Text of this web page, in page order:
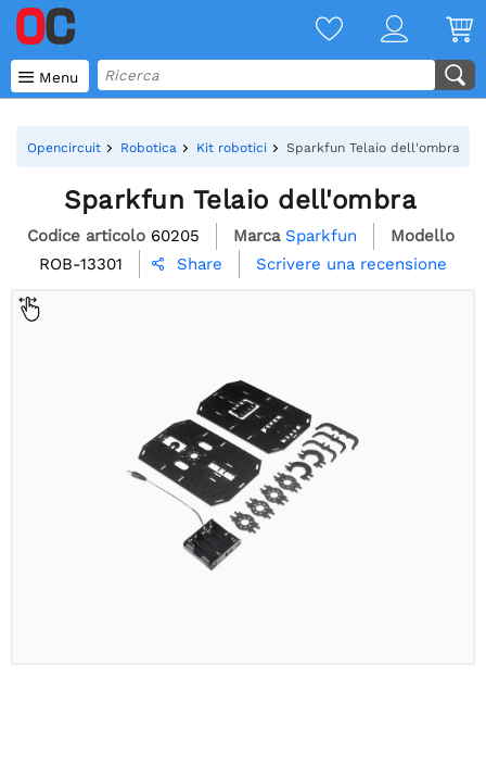
 Menu
Opencircuit Robotica Kit robotici Sparkfun Telaio dell'ombra
Sparkfun Telaio dell'ombra
Codice articolo 60205 Marca Sparkfun
Modello
ROB-13301
 Share Scrivere una recensione